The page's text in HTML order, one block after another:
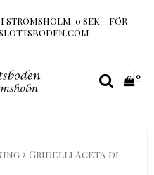
STRÖMSHOLM: 0 SEK - FÖR
0
Gridelli Aceta di